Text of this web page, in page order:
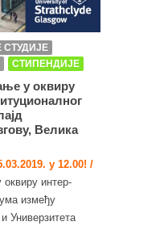
СТУДИЈЕ
СТИПЕНДИЈЕ
у оквиру
Велика
у 12.00! /
интер-
између
Универзитета